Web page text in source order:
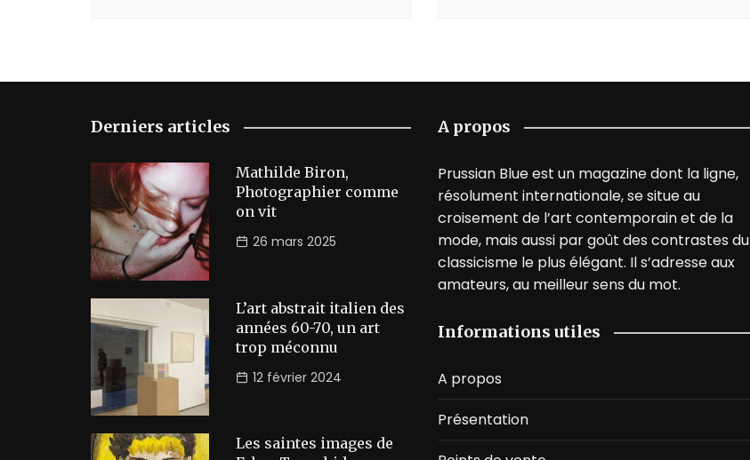
Derniers articles
Mathilde Biron,
Photographier comme
on vit
26 mars 2025
L’art abstrait italien des
années 60-70, un art
trop méconnu
12 février 2024
Les saintes images de
A propos
Prussian Blue est un magazine dont la ligne,
résolument internationale, se situe au
croisement de l’art contemporain et de la
mode, mais aussi par goût des contrastes du
classicisme le plus élégant. Il s’adresse aux
amateurs, au meilleur sens du mot.
Informations utiles
A propos
Présentation